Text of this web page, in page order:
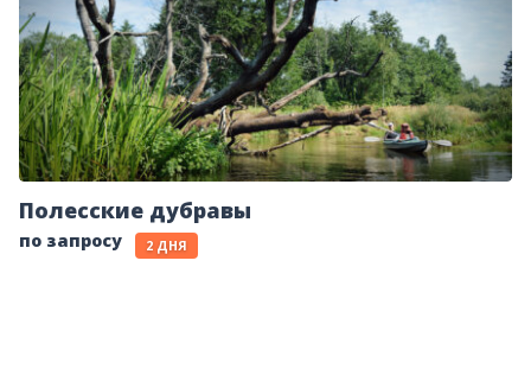
Полесские дубравы
по запросу 2 ДНЯ